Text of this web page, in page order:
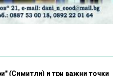
(Симитли) и три важни точки